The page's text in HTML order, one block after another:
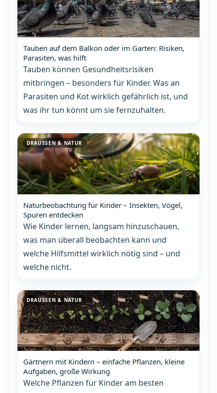
Tauben auf dem Balkon oder im Garten: Risiken,
Parasiten, was hilft
Tauben können Gesundheitsrisiken
mitbringen – besonders für Kinder. Was an
Parasiten und Kot wirklich gefährlich ist, und
was ihr tun könnt um sie fernzuhalten.
DRAUSSEN & NATUR
Naturbeobachtung für Kinder – Insekten, Vögel,
Spuren entdecken
Wie Kinder lernen, langsam hinzuschauen,
was man überall beobachten kann und
welche Hilfsmittel wirklich nötig sind – und
welche nicht.
DRAUSSEN & NATUR
Gärtnern mit Kindern – einfache Pflanzen, kleine
Aufgaben, große Wirkung
Welche Pflanzen für Kinder am besten